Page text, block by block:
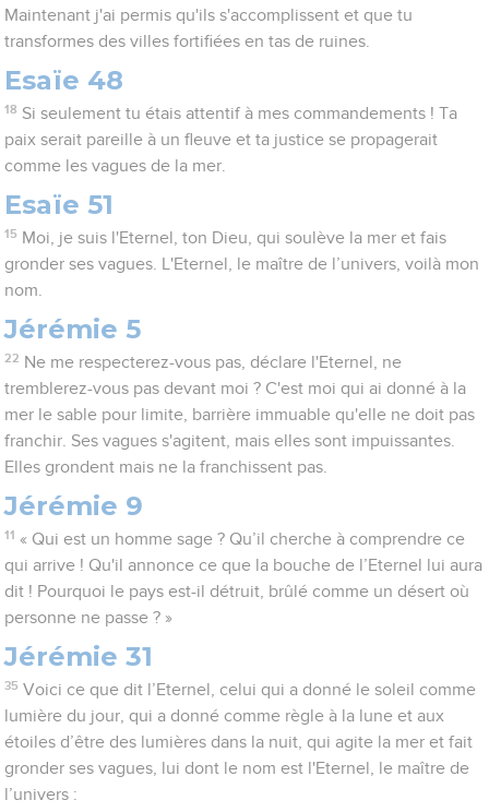
Maintenant j'ai permis qu'ils s'accomplissent et que tu
transformes des villes fortifiées en tas de ruines.
Esaïe 48
18 Si seulement tu étais attentif à mes commandements ! Ta
paix serait pareille à un fleuve et ta justice se propagerait
comme les vagues de la mer.
Esaïe 51
15 Moi, je suis l'Eternel, ton Dieu, qui soulève la mer et fais
gronder ses vagues. L'Eternel, le maître de l’univers, voilà mon
nom.
Jérémie 5
22 Ne me respecterez-vous pas, déclare l'Eternel, ne
tremblerez-vous pas devant moi ? C'est moi qui ai donné à la
mer le sable pour limite, barrière immuable qu'elle ne doit pas
franchir. Ses vagues s'agitent, mais elles sont impuissantes.
Elles grondent mais ne la franchissent pas.
Jérémie 9
11 « Qui est un homme sage ? Qu’il cherche à comprendre ce
qui arrive ! Qu'il annonce ce que la bouche de l’Eternel lui aura
dit ! Pourquoi le pays est-il détruit, brûlé comme un désert où
personne ne passe ? »
Jérémie 31
35 Voici ce que dit l’Eternel, celui qui a donné le soleil comme
lumière du jour, qui a donné comme règle à la lune et aux
étoiles d’être des lumières dans la nuit, qui agite la mer et fait
gronder ses vagues, lui dont le nom est l'Eternel, le maître de
l’univers :